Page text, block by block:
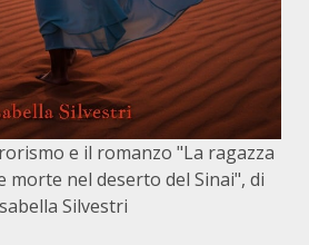
e il romanzo "La ragazza
morte nel deserto del Sinai", di
Silvestri